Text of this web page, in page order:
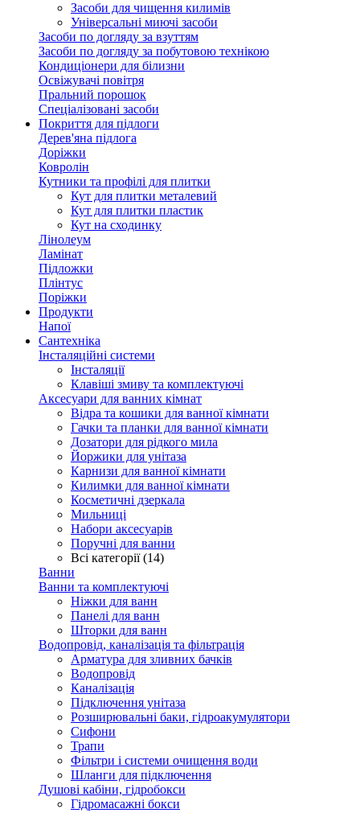
Засоби для чищення килимів
Універсальні миючі засоби
Засоби по догляду за взуттям
Засоби по догляду за побутовою технікою
Кондиціонери для білизни
Освіжувачі повітря
Пральний порошок
Спеціалізовані засоби
Покриття для підлоги
Дерев'яна підлога
Доріжки
Ковролін
Кутники та профілі для плитки
Кут для плитки металевий
Кут для плитки пластик
Кут на сходинку
Лінолеум
Ламінат
Підложки
Плінтус
Поріжки
Продукти
Напої
Сантехніка
Інсталяційні системи
Інсталяції
Клавіші змиву та комплектуючі
Аксесуари для ванних кімнат
Відра та кошики для ванної кімнати
Гачки та планки для ванної кімнати
Дозатори для рідкого мила
Йоржики для унітаза
Карнизи для ванної кімнати
Килимки для ванної кімнати
Косметичні дзеркала
Мильниці
Набори аксесуарів
Поручні для ванни
Всі категорії (14)
Ванни
Ванни та комплектуючі
Ніжки для ванн
Панелі для ванн
Шторки для ванн
Водопровід, каналізація та фільтрація
Арматура для зливних бачків
Водопровід
Каналізація
Підключення унітаза
Розширювальні баки, гідроакумулятори
Сифони
Трапи
Фільтри і системи очищення води
Шланги для підключення
Душові кабіни, гідробокси
Гідромасажні бокси